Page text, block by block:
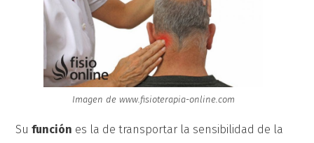
Imagen de www.fisioterapia-online.com
Sufunción es la de transportar la sensibilidad de la